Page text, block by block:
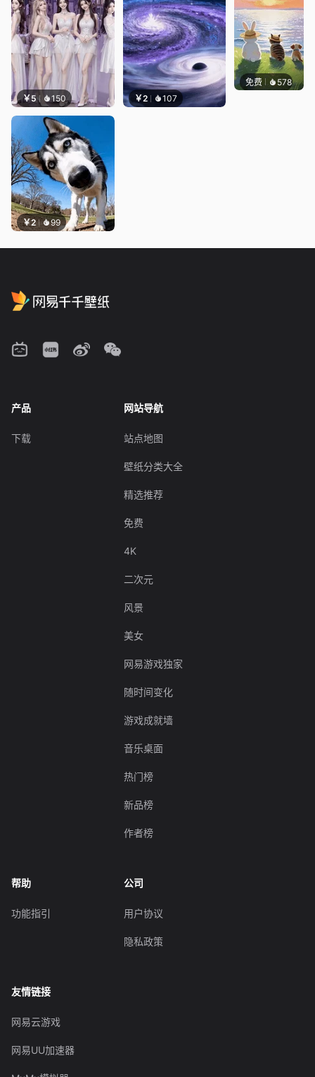
￥5 150 ￥2 107
￥2 99
免费 578渔小小
产品
下载
网站导航
站点地图
壁纸分类大全
精选推荐
免费
4K
二次元
风景
美女
网易游戏独家
随时间变化
游戏成就墙
音乐桌面
热门榜
新品榜
作者榜
帮助
功能指引
公司
用户协议
隐私政策
友情链接
网易云游戏
网易UU加速器